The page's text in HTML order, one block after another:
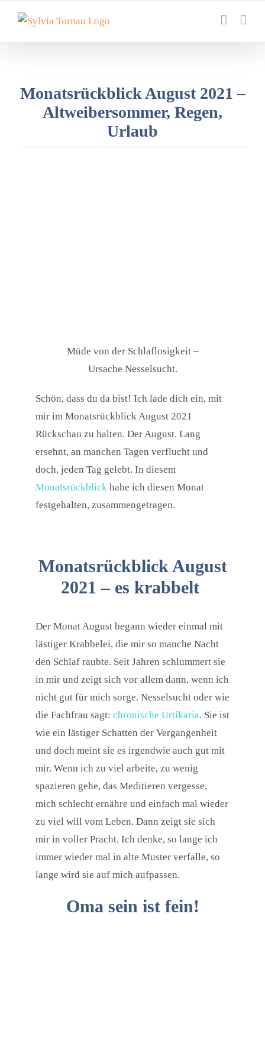
Inhalt
springen
Monatsrückblick August 2021 –
Altweibersommer, Regen,
Urlaub
Müde von der Schlaflosigkeit –
Ursache Nesselsucht.
Schön, dass du da bist! Ich lade dich ein, mit
mir im Monatsrückblick August 2021
Rückschau zu halten. Der August. Lang
ersehnt, an manchen Tagen verflucht und
doch, jeden Tag gelebt. In diesem
Monatsrückblick habe ich diesen Monat
festgehalten, zusammengetragen.
Monatsrückblick August
2021 – es krabbelt
Der Monat August begann wieder einmal mit
lästiger Krabbelei, die mir so manche Nacht
den Schlaf raubte. Seit Jahren schlummert sie
in mir und zeigt sich vor allem dann, wenn ich
nicht gut für mich sorge. Nesselsucht oder wie
die Fachfrau sagt: chronische Urtikaria. Sie ist
wie ein lästiger Schatten der Vergangenheit
und doch meint sie es irgendwie auch gut mit
mir. Wenn ich zu viel arbeite, zu wenig
spazieren gehe, das Meditieren vergesse,
mich schlecht ernähre und einfach mal wieder
zu viel will vom Leben. Dann zeigt sie sich
mir in voller Pracht. Ich denke, so lange ich
immer wieder mal in alte Muster verfalle, so
lange wird sie auf mich aufpassen.
Oma sein ist fein!